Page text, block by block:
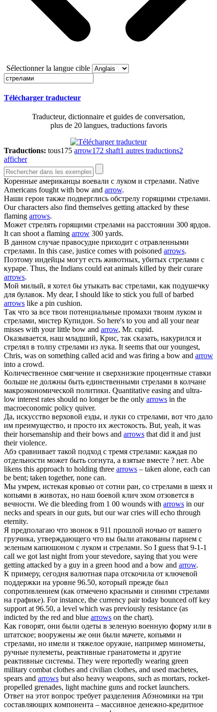
Sélectionner la langue cible
Télécharger traducteur
Traducteur, dictionnaire et guides de conversation,
plus de 20 langues, traductions favoris
Traductions: tous175 arrow172 shaft1 autres traductions2
afficher
Коренные американцы воевали с луком и стрелами. Native
Americans fought with bow and arrow.
Наши герои также подверглись обстрелу горящими стрелами.
Our characters also find themselves getting attacked by these
flaming arrows.
Может стрелять горящими стрелами на расстоянии 300 ярдов.
It can shoot a flaming arrow 300 yards.
В данном случае правосудие приходит с отравленными
стрелами. In this case, justice comes with poisoned arrows.
Поэтому индейцы могут есть животных, убитых стрелами с
кураре. Thus, the Indians could eat animals killed by their curare
arrows.
Мой милый, я хотел бы утыкать вас стрелами, как подушечку
для булавок. My dear, I should like to stick you full of barbed
arrows like a pin cushion.
Так что за все твои потенциальные промахи твоим луком и
стрелами, мистер Купидон. So here's to you and all your near
misses with your little bow and arrow, Mr. cupid.
Оказывается, наш младший, Крис, так сказать, накурился и
стрелял в толпу стрелами из лука. It seems that our youngest,
Chris, was on something called acid and was firing a bow and arrow
into a crowd.
Количественное смягчение и сверхнизкие процентные ставки
больше не должны быть единственными стрелами в колчане
макроэкономической политики. Quantitative easing and ultra-
low interest rates should no longer be the only arrows in the
macroeconomic policy quiver.
Да, искусство верховой езды, и луки со стрелами, вот что дало
им преимущество, и просто их жестокость. But, yeah, it was
their horsemanship and their bows and arrows that did it and just
their violence.
Абэ сравнивает такой подход с тремя стрелами: каждая по
отдельности может быть согнута, а взятые вместе ? нет. Abe
likens this approach to holding three arrows – taken alone, each can
be bent; taken together, none can.
Мы умрем, истекая кровью от сотни ран, со стрелами в шеях и
копьями в животах, но наш боевой клич эхом отзовется в
вечности. We die bleeding from 1 00 wounds with arrows in our
necks and spears in our guts, but our war cries will echo through
eternity.
Я предполагаю что звонок в 911 прошлой ночью от вашего
грузчика, утверждающего что вы были атакованы парнем с
зеленым капюшоном с луком и стрелами. So I guess that 9-1-1
call we got last night from your stevedore, saying that you were
getting attacked by a guy in a green hood and a bow and arrow.
К примеру, сегодня валютная пара отскочила от ключевой
поддержки на уровне 96.50, который прежде был
сопротивлением (как отмечено красными и синими стрелами
на графике). For instance, the currency pair today bounced off key
support at 96.50, a level which was previously resistance (as
indicted by the red and blue arrows on the chart).
Как говорят, они были одеты в зеленую военную форму или в
штатское; вооружены же они были мачете, копьями и
стрелами, но имели и тяжелое оружие, например минометы,
ручные пулеметы, реактивные гранатометы и другие
реактивные системы. They were reportedly wearing green
military combat clothes and civilian clothes, and used machetes,
spears and arrows but also heavy weapons, such as mortars, rocket-
propelled grenades, light machine guns and rocket launchers.
Ответ на этот вопрос требует разделения Абэномики на три
составляющих компонента – массивное денежно-кредитное